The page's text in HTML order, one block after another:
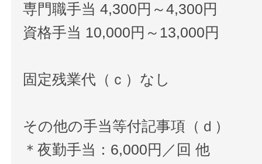
専門職手当 4,300円～4,300円
資格手当 10,000円～13,000円
固定残業代（ｃ）なし
その他の手当等付記事項（ｄ）
＊夜勤手当：6,000円／回 他